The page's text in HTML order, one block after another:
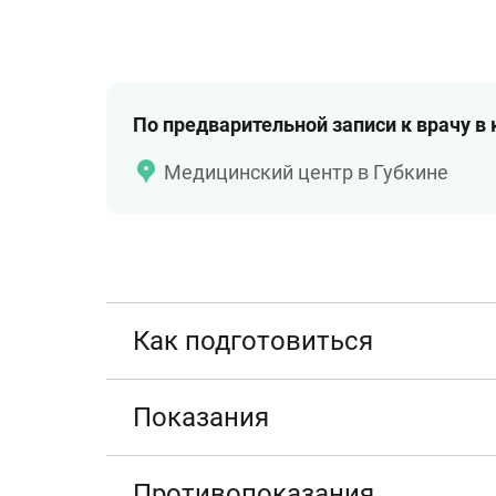
По предварительной записи к врачу в
Медицинский центр в Губкине
Как подготовиться
Показания